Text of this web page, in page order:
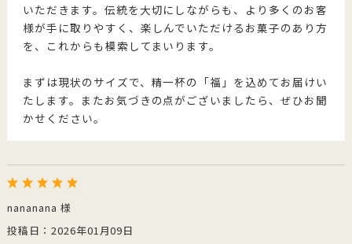
いただきます。伝統を大切にしながらも、より多くのお客
様が手に取りやすく、楽しんでいただけるお菓子のあり方
を、これからも模索してまいります。
まずは現状のサイズで、精一杯の「福」を込めてお届けい
たします。またお気づきの点がございましたら、ぜひお聞
かせください。
nananana 様
投稿日：2026年01月09日